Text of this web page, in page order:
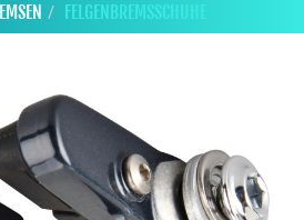
FELGENBREMSSCHUHE